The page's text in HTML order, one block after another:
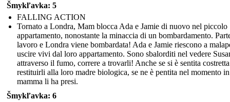
Šmykľavka: 5
FALLING ACTION
Tornato a Londra, Mam blocca Ada e Jamie di nuovo nel piccolo
appartamento, nonostante la minaccia di un bombardamento.
lavoro e Londra viene bombardata! Ada e Jamie riescono a
uscire vivi dal loro appartamento. Sono sbalorditi nel vedere
attraverso il fumo, correre a trovarli! Anche se si è sentita
restituirli alla loro madre biologica, se ne è pentita nel momento
mamma li ha presi.
Šmykľavka: 6